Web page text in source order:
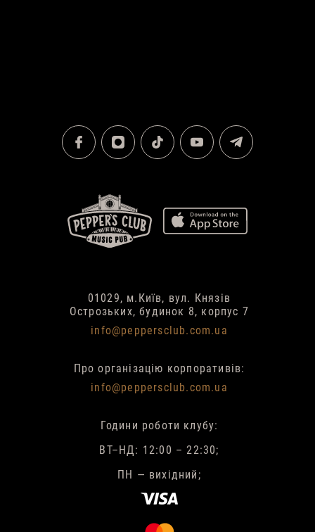
01029, м.Київ, вул. Князів
Острозьких, будинок 8, корпус 7
info@peppersclub.com.ua
Про організацію корпоративів:
info@peppersclub.com.ua
Години роботи клубу:
ВТ–НД: 12:00 – 22:30;
ПН — вихідний;